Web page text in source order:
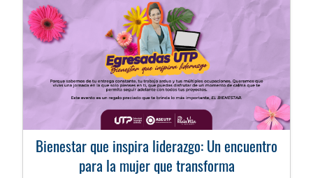
Bienestar que inspira liderazgo: Un encuentro
para la mujer que transforma